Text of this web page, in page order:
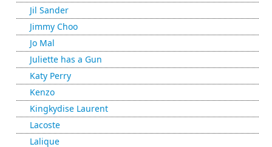
Jil Sander
Jimmy Choo
Jo Mal
Juliette has a Gun
Katy Perry
Kenzo
Kingkydise Laurent
Lacoste
Lalique